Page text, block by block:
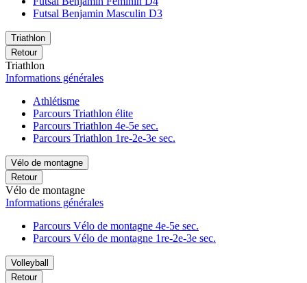
Futsal Benjamin Masculin D3
Triathlon
Retour
Triathlon
Informations générales
Athlétisme
Parcours Triathlon élite
Parcours Triathlon 4e-5e sec.
Parcours Triathlon 1re-2e-3e sec.
Vélo de montagne
Retour
Vélo de montagne
Informations générales
Parcours Vélo de montagne 4e-5e sec.
Parcours Vélo de montagne 1re-2e-3e sec.
Volleyball
Retour